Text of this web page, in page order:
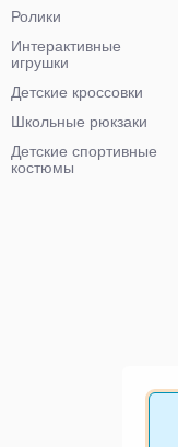
Ролики
Интерактивные
игрушки
Детские кроссовки
Школьные рюкзаки
Детские спортивные
костюмы